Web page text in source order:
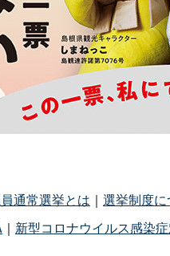
通常選挙とは ｜ 選挙制度に
｜ 新型コロナウイルス感染